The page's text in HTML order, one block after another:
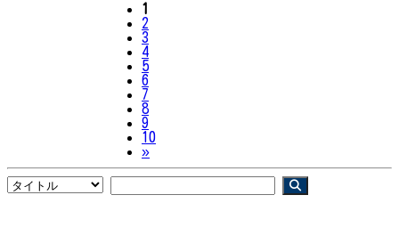
1
2
3
4
5
6
7
8
9
10
»Next